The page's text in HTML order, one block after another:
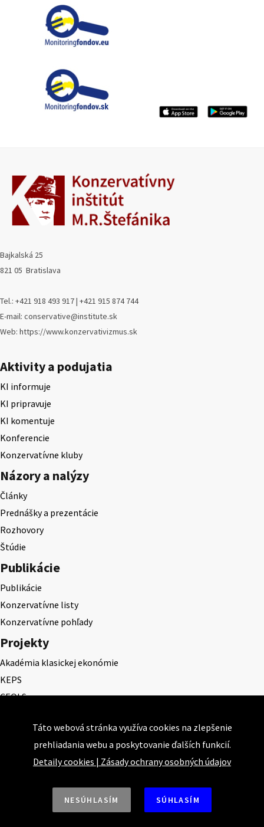
Bajkalská 25
821 05 Bratislava
Tel.: +421 918 493 917 | +421 915 874 744
E-mail: conservative@institute.sk
Web: https://www.konzervativizmus.sk
Aktivity a podujatia
KI informuje
KI pripravuje
KI komentuje
Konferencie
Konzervatívne kluby
Názory a nalýzy
Články
Prednášky a prezentácie
Rozhovory
Štúdie
Publikácie
Publikácie
Konzervatívne listy
Konzervatívne pohľady
Projekty
Akadémia klasickej ekonómie
KEPS
CEQLS
Cena Ernesta Valka
Študentská esej
Deň daňového odbremenenia
Táto webová stránka využíva cookies na zlepšenie
prehliadania webu a poskytovanie ďalších funkcií.
Detaily cookies | Zásady ochrany osobných údajov
NESÚHLASÍM SÚHLASÍM